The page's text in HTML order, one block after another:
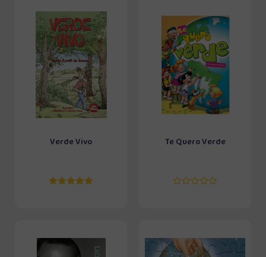
Verde Vivo Te Quero Verde